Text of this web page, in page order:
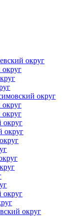
округ
округ
округ
округ
округ
округ